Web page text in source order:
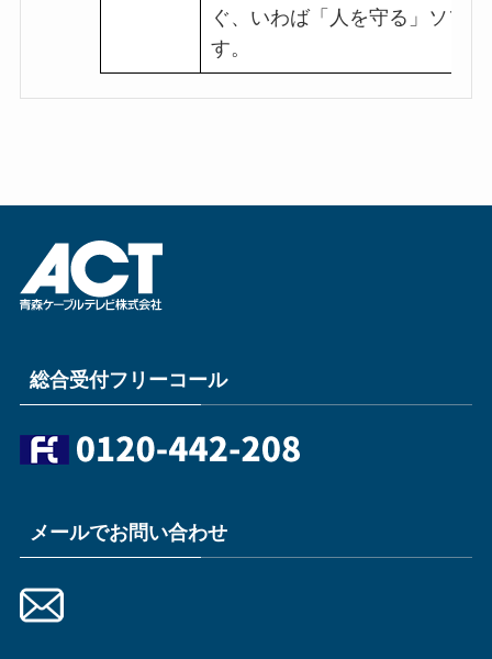
ぐ、いわば「人を守る」ソフト
す。
総合受付フリーコール
メールでお問い合わせ